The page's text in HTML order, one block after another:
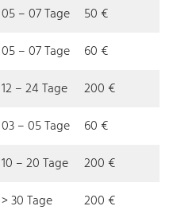
05 – 07 Tage
50 €
05 – 07 Tage
60 €
12 – 24 Tage
200 €
03 – 05 Tage
60 €
10 – 20 Tage
200 €
> 30 Tage
200 €